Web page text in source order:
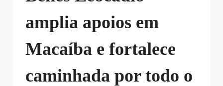
amplia apoios em
Macaíba e fortalece
caminhada por todo o